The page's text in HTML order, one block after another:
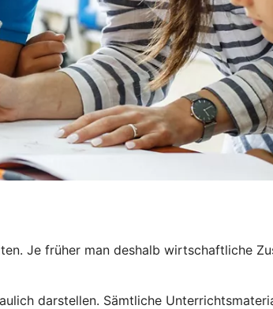
Je früher man deshalb wirtschaftliche
darstellen. Sämtliche